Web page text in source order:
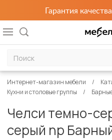
Гарантия
Интернет-магазин мебели
Кухни и столовые группы
Челси темно-
серый np